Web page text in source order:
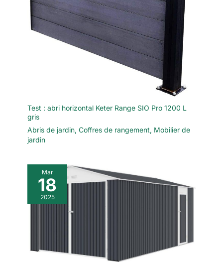
Test : abri horizontal Keter Range SIO Pro 1200 L
gris
Abris de jardin, Coffres de rangement, Mobilier de
jardin
Mar
18
2025